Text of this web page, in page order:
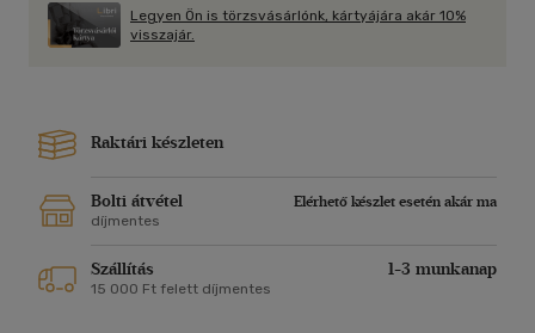
Legyen Ön is törzsvásárlónk, kártyájára akár 10%
visszajár.
Raktári készleten
Bolti átvétel
Elérhető készlet esetén akár ma
díjmentes
Szállítás 1-3 munkanap
15 000 Ft felett díjmentes